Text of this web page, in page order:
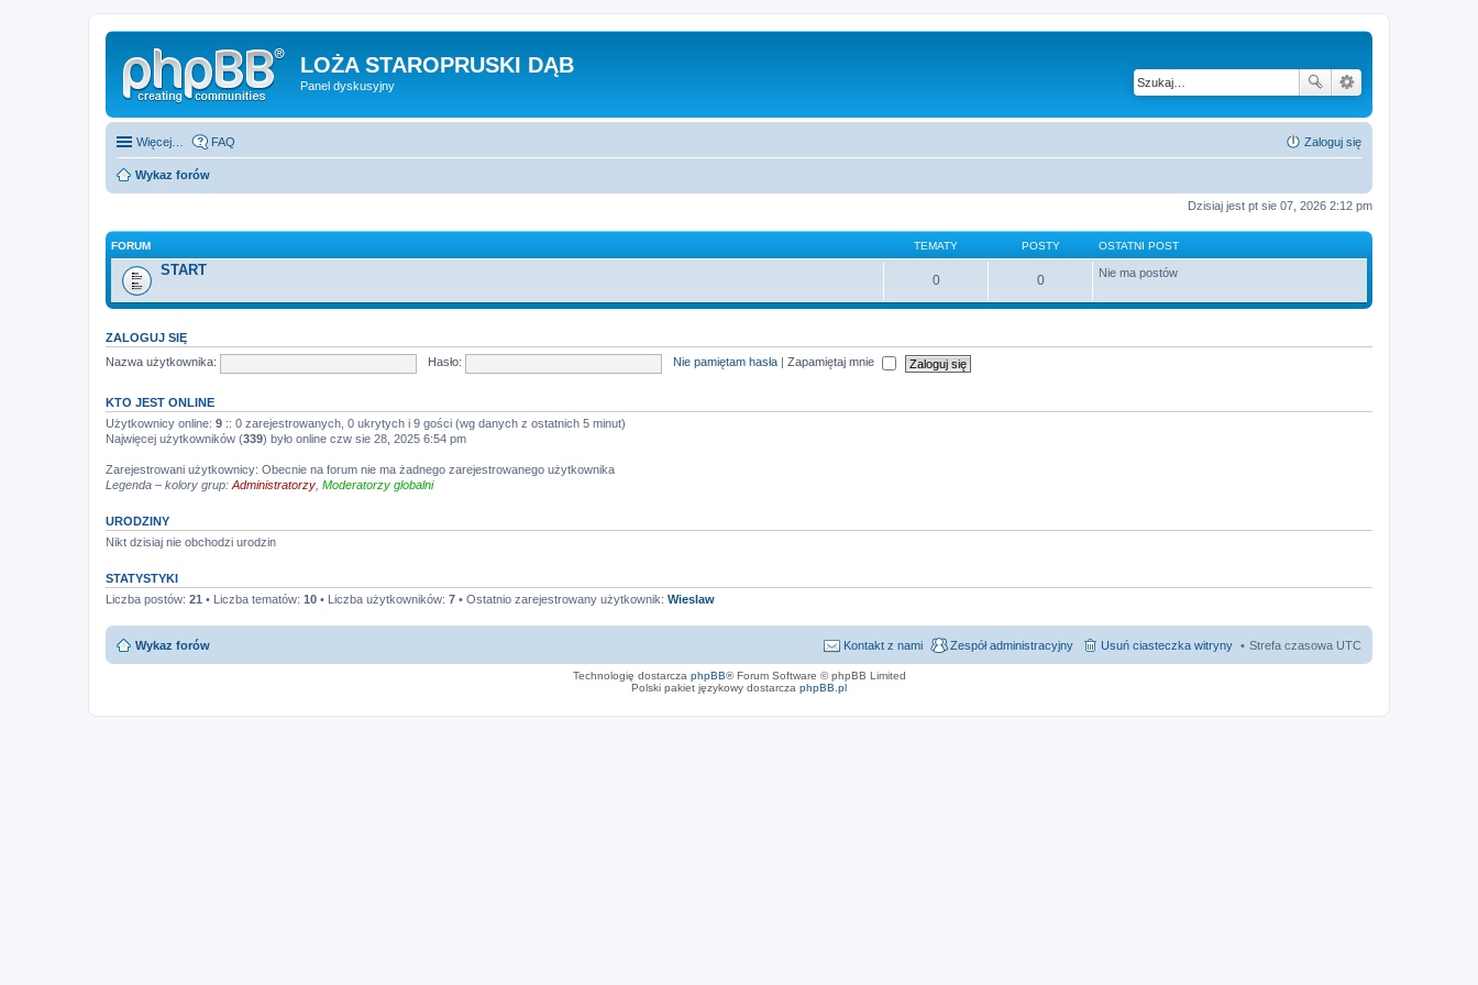
LOŻA STAROPRUSKI DĄB
Panel dyskusyjny
Więcej… FAQ Zaloguj się
Wykaz forów
Dzisiaj jest pt sie 07, 2026 2:12 pm
FORUM TEMATY POSTY OSTATNI POST
START
0 0 Nie ma postów
ZALOGUJ SIĘ
Nazwa użytkownika:
Hasło: Nie pamiętam hasła Zapamiętaj mnie
KTO JEST ONLINE
Użytkownicy online: 9 :: 0 zarejestrowanych, 0 ukrytych i 9 gości (wg danych z ostatnich 5 minut)
Najwięcej użytkowników (339) było online czw sie 28, 2025 6:54 pm
Zarejestrowani użytkownicy: Obecnie na forum nie ma żadnego zarejestrowanego użytkownika
Legenda – kolory grup: Administratorzy Moderatorzy globalni
URODZINY
Nikt dzisiaj nie obchodzi urodzin
STATYSTYKI
Liczba postów: 21 • Liczba tematów: 10 • Liczba użytkowników: 7 • Ostatnio zarejestrowany użytkownik: Wieslaw
Wykaz forów Strefa czasowa UTC
Usuń ciasteczka witryny
Zespół administracyjny
Kontakt z nami
Technologię dostarcza phpBB® Forum Software © phpBB Limited
Polski pakiet językowy dostarcza phpBB.pl